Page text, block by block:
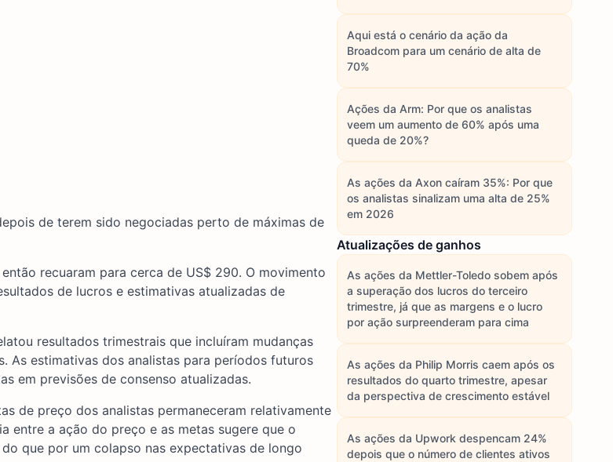
de terem sido negociadas perto de máximas de
recuaram para cerca de US$ 290. O movimento
de lucros e estimativas atualizadas de
resultados trimestrais que incluíram mudanças
As estimativas dos analistas para períodos futuros
em previsões de consenso atualizadas.
de preço dos analistas permaneceram relativamente
entre a ação do preço e as metas sugere que o
que por um colapso nas expectativas de longo
Aqui está o cenário da ação da
Broadcom para um cenário de alta de
70%
Ações da Arm: Por que os analistas
veem um aumento de 60% após uma
queda de 20%?
As ações da Axon caíram 35%: Por que
os analistas sinalizam uma alta de 25%
em 2026
Atualizações de ganhos
As ações da Mettler-Toledo sobem após
a superação dos lucros do terceiro
trimestre, já que as margens e o lucro
por ação surpreenderam para cima
As ações da Philip Morris caem após os
resultados do quarto trimestre, apesar
da perspectiva de crescimento estável
As ações da Upwork despencam 24%
depois que o número de clientes ativos